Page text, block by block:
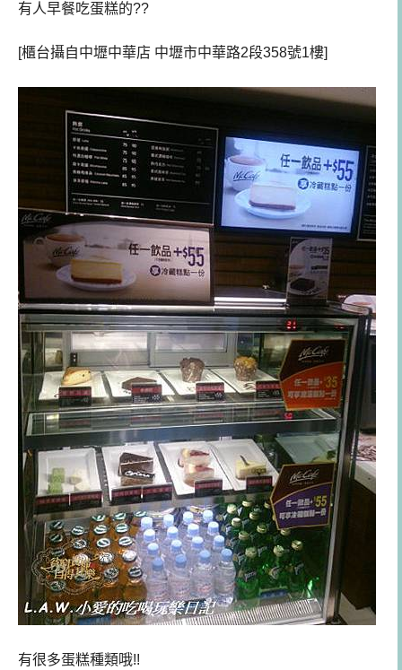
有人早餐吃蛋糕的??
[櫃台攝自中壢中華店 中壢市中華路2段358號1樓]
有很多蛋糕種類哦!!